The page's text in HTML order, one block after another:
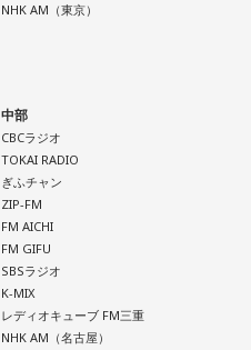
NHK AM（東京）
中部
CBCラジオ
TOKAI RADIO
ぎふチャン
ZIP-FM
FM AICHI
FM GIFU
SBSラジオ
K-MIX
レディオキューブ FM三重
NHK AM（名古屋）